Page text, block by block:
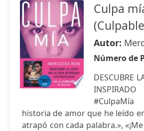
Culpa
Autor:
Número de
DESCUBRE
historia de amor que he leído
atrapó con cada palabra.»,